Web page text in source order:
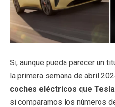
Si, aunque pueda parecer un
la primera semana de abril
coches eléctricos que Tesla
si comparamos los números